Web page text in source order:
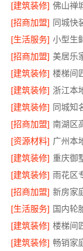
[建筑装修] 佛山禅
[招商加盟] 同城快
[生活服务]
[招商加盟] 美居乐
[建筑装修] 楼梯间
[建筑装修] 浙江本
[建筑装修] 同城知
[招商加盟]
[资源材料]
[建筑装修] 重庆御
[建筑装修]
[招商加盟]
[生活服务] 国内轮
[建筑装修] 楼梯间
[建筑装修] 畅销家